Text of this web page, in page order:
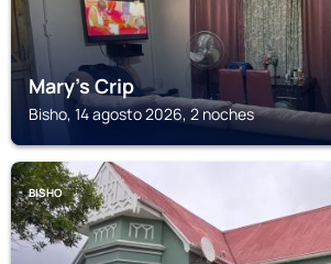
Mary's Crip
Bisho, 14 agosto 2026, 2 noches
BISHO